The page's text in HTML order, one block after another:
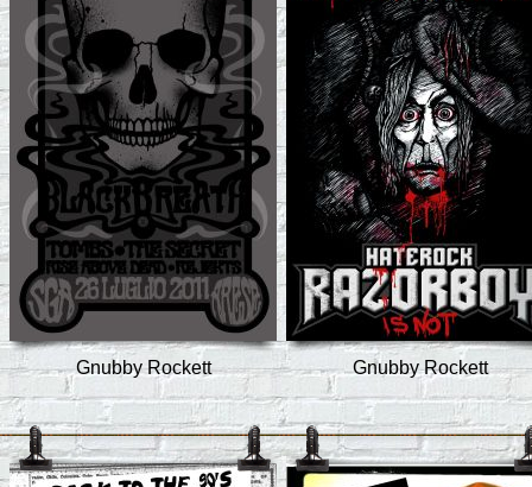
Gnubby Rockett Gnubby Rockett